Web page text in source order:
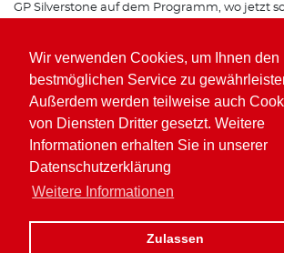
Wir verwenden Cookies, um Ihnen den
bestmöglichen Service zu
Außerdem werden teilweise auch
von Diensten Dritter gesetzt. Weitere
Informationen erhalten Sie in unserer
Datenschutzerklärung
Weitere Informationen
Zulassen
GP Silverstone auf dem Programm, wo jetzt
Doch bevor Kaufmann zurück in den Formel
erneut eine Veranstaltung der Cup &
dem BMW Z4 M Coupe in Oschersleben an,
30.04.2019
Home Impressum